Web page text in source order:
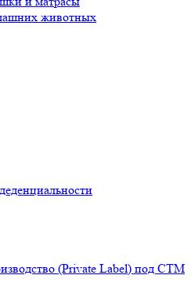
животных
(Private Label) под СТМ